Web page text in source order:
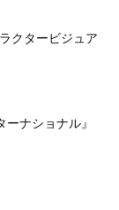
クタービジュア
ーナショナル』